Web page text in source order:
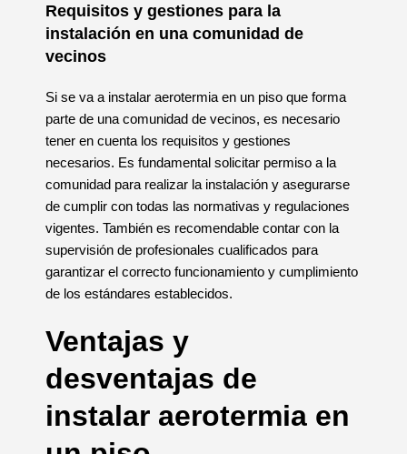
Requisitos y gestiones para la
instalación en una comunidad de
vecinos
Si se va a instalar aerotermia en un piso que forma
parte de una comunidad de vecinos, es necesario
tener en cuenta los requisitos y gestiones
necesarios. Es fundamental solicitar permiso a la
comunidad para realizar la instalación y asegurarse
de cumplir con todas las normativas y regulaciones
vigentes. También es recomendable contar con la
supervisión de profesionales cualificados para
garantizar el correcto funcionamiento y cumplimiento
de los estándares establecidos.
Ventajas y
desventajas de
instalar aerotermia en